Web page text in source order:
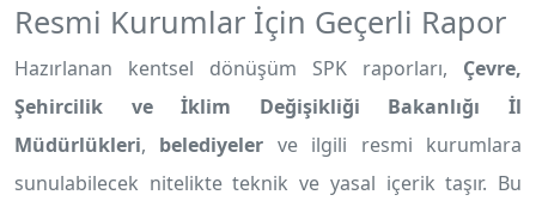
Resmi Kurumlar İçin Geçerli Rapor
Hazırlanan kentsel dönüşüm SPK raporları, Çevre,
Şehircilik ve İklim Değişikliği Bakanlığı İl
Müdürlükleri, belediyeler ve ilgili resmi kurumlara
sunulabilecek nitelikte teknik ve yasal içerik taşır. Bu